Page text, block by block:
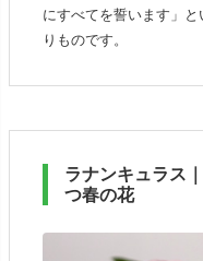
にすべてを誓います」
りものです。
ラナンキュラス
つ春の花